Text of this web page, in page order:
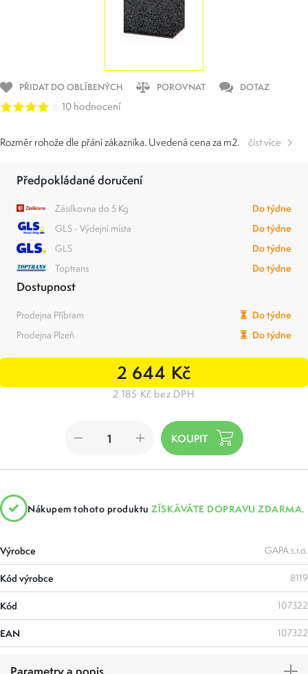
PŘIDAT DO OBLÍBENÝCH POROVNAT DOTAZ
10 hodnocení
Rozměr rohože dle přání zákazníka. Uvedená cena za m2. číst více
Předpokládané doručení
Zásilkovna do 5 Kg
Do týdne
GLS - Výdejní místa
Do týdne
GLS
Do týdne
Toptrans
Do týdne
Dostupnost
Prodejna Příbram
Do týdne
Prodejna Plzeň
Do týdne
2 644 Kč
2 185 Kč bez DPH
Nákupem tohoto produktu ZÍSKÁVÁTE DOPRAVU ZDARMA.
Výrobce GAPA s.r.o.
Kód výrobce 8119
Kód 107322
EAN 107322